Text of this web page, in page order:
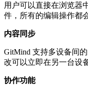
用户可以直接在浏览器
件，所有的编辑操作都
内容同步
GitMind 支持多设备间
改可以立即在另一台设
协作功能